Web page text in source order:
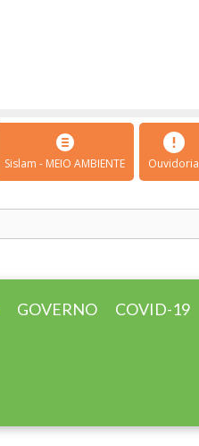
Sislam - MEIO AMBIENTE Ouvidoria
GOVERNO COVID-19